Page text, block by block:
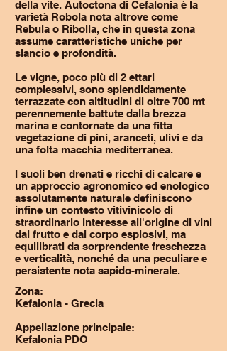
della vite. Autoctona di Cefalonia è la
varietà Robola nota altrove come
Rebula o Ribolla, che in questa zona
assume caratteristiche uniche per
slancio e profondità.
Le vigne, poco più di 2 ettari
complessivi, sono splendidamente
terrazzate con altitudini di oltre 700 mt
perennemente battute dalla brezza
marina e contornate da una fitta
vegetazione di pini, aranceti, ulivi e da
una folta macchia mediterranea.
I suoli ben drenati e ricchi di calcare e
un approccio agronomico ed enologico
assolutamente naturale definiscono
infine un contesto vitivinicolo di
straordinario interesse all'origine di vini
dal frutto e dal corpo esplosivi, ma
equilibrati da sorprendente freschezza
e verticalità, nonché da una peculiare e
persistente nota sapido-minerale.
Zona:
Kefalonia - Grecia
Appellazione principale:
Kefalonia PDO